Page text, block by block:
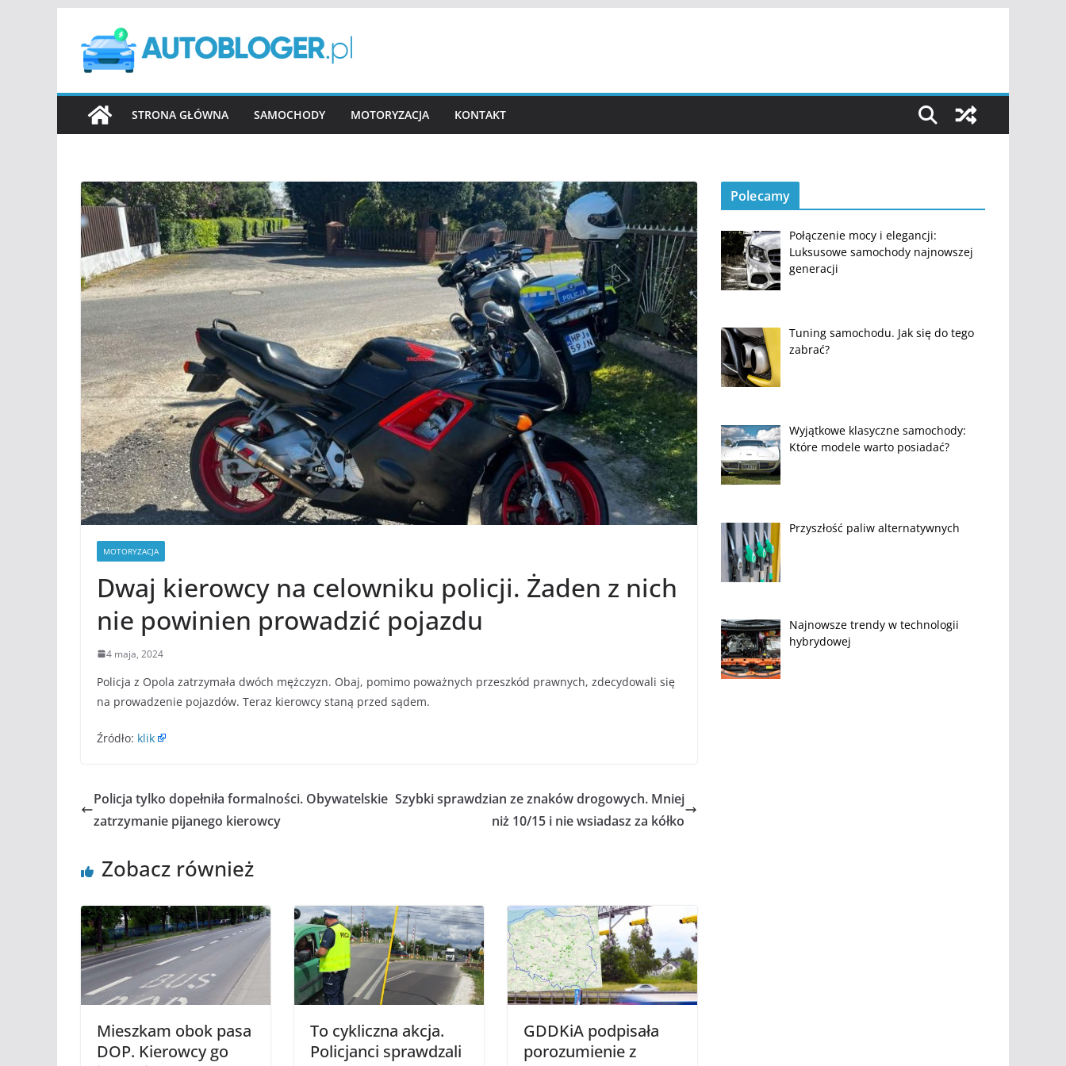
treści
STRONA GŁÓWNA SAMOCHODY MOTORYZACJA KONTAKT
MOTORYZACJA
Dwaj kierowcy na celowniku policji. Żaden z nich
nie powinien prowadzić pojazdu
4 maja, 2024
Policja z Opola zatrzymała dwóch mężczyzn. Obaj, pomimo poważnych przeszkód prawnych, zdecydowali się
na prowadzenie pojazdów. Teraz kierowcy staną przed sądem.
Źródło: klik
Policja tylko dopełniła formalności. Obywatelskie
zatrzymanie pijanego kierowcy
Szybki sprawdzian ze znaków drogowych. Mniej
niż 10/15 i nie wsiadasz za kółko
Zobacz również
Mieszkam obok pasa
DOP. Kierowcy go
To cykliczna akcja.
Policjanci sprawdzali
GDDKiA podpisała
porozumienie z
Polecamy
Połączenie mocy i elegancji:
Luksusowe samochody najnowszej
generacji
Tuning samochodu. Jak się do tego
zabrać?
Wyjątkowe klasyczne samochody:
Które modele warto posiadać?
Przyszłość paliw alternatywnych
Najnowsze trendy w technologii
hybrydowej